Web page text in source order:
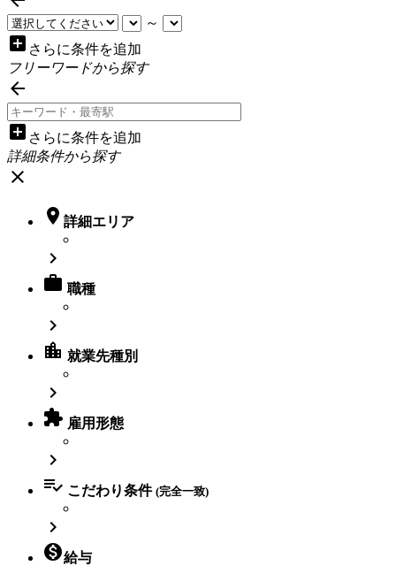
～
add_box さらに条件を追加
フリーワードから探す

add_box さらに条件を追加
詳細条件から探す
close
 詳細エリア

 職種

location_city 就業先種別

 雇用形態

 こだわり条件 (完全一致)

給与